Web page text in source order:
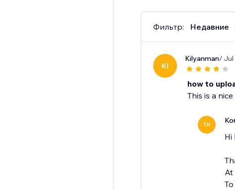
Фильтр: Недавние
KI
Kilyanman/ Jul
how to
This is a
TH
Hi
At